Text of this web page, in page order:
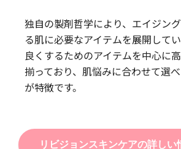
独自の製剤哲学により、エイジン
る肌に必要なアイテムを展開して
良くするためのアイテムを中心に
揃っており、肌悩みに合わせて選
が特徴です。
リビジョンスキンケアの詳しい